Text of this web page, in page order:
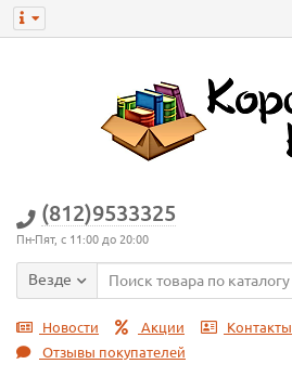
(812)9533325
Пн-Пят, с 11:00 до 20:00
Везде
Новости Акции
Контакты
Отзывы покупателей